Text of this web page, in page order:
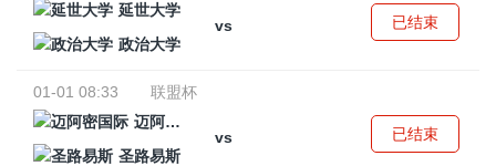
延世大学
vs
政治大学
已结束
01-01 08:33
联盟杯
迈阿密国际
vs
圣路易斯
已结束